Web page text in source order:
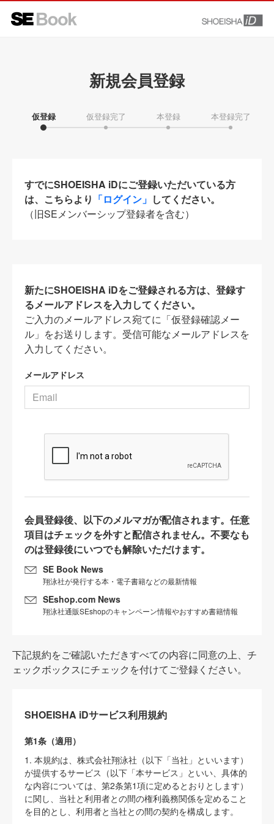
新規会員登録
仮登録 仮登録完了 本登録 本登録完了
すでにSHOEISHA iDにご登録いただいている方
は、こちらより 「ログイン」 してください。
（旧SEメンバーシップ登録者を含む）
新たにSHOEISHA iDをご登録される方は、登録す
るメールアドレスを入力してください。
ご入力のメールアドレス宛てに「仮登録確認メー
ル」をお送りします。受信可能なメールアドレスを
入力してください。
メールアドレス
会員登録後、以下のメルマガが配信されます。任意
項目はチェックを外すと配信されません。不要なも
のは登録後にいつでも解除いただけます。
SE Book News
翔泳社が発行する本・電子書籍などの最新情報
SEshop.com News
翔泳社通販SEshopのキャンペーン情報やおすすめ書籍情報
下記規約をご確認いただきすべての内容に同意の上、チ
ェックボックスにチェックを付けてご登録ください。
SHOEISHA iDサービス利用規約
第1条（適用）
1. 本規約は、株式会社翔泳社（以下「当社」といいます）
が提供するサービス（以下「本サービス」といい、具体的
な内容については、第2条第1項に定めるとおりとします）
に関し、当社と利用者との間の権利義務関係を定めること
を目的とし、利用者と当社との間の契約を構成します。